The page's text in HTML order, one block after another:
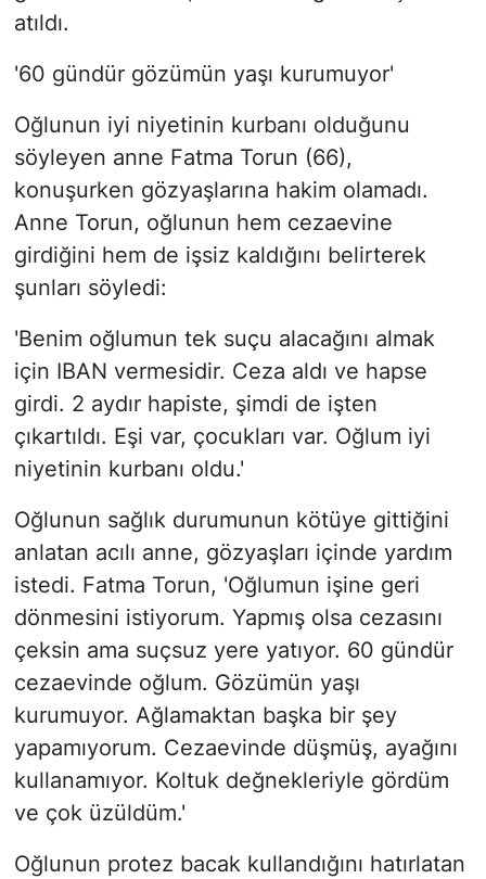
atıldı.
'60 gündür gözümün yaşı kurumuyor'
Oğlunun iyi niyetinin kurbanı olduğunu
söyleyen anne Fatma Torun (66),
konuşurken gözyaşlarına hakim olamadı.
Anne Torun, oğlunun hem cezaevine
girdiğini hem de işsiz kaldığını belirterek
şunları söyledi:
'Benim oğlumun tek suçu alacağını almak
için IBAN vermesidir. Ceza aldı ve hapse
girdi. 2 aydır hapiste, şimdi de işten
çıkartıldı. Eşi var, çocukları var. Oğlum iyi
niyetinin kurbanı oldu.'
Oğlunun sağlık durumunun kötüye gittiğini
anlatan acılı anne, gözyaşları içinde yardım
istedi. Fatma Torun, 'Oğlumun işine geri
dönmesini istiyorum. Yapmış olsa cezasını
çeksin ama suçsuz yere yatıyor. 60 gündür
cezaevinde oğlum. Gözümün yaşı
kurumuyor. Ağlamaktan başka bir şey
yapamıyorum. Cezaevinde düşmüş, ayağını
kullanamıyor. Koltuk değnekleriyle gördüm
ve çok üzüldüm.'
Oğlunun protez bacak kullandığını hatırlatan